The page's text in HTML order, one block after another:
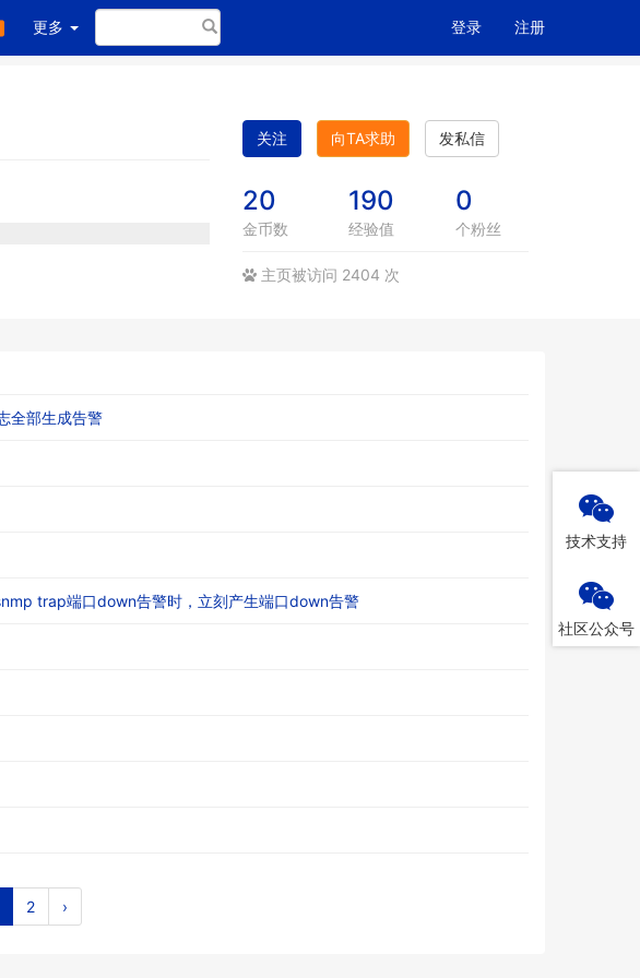
更多 搜索 登录 注册
技术支持
社区公众号
关注 向TA求助 发私信
20
金币数
190
经验值
0
个粉丝
主页被访问 2404 次
全部生成告警
trap端口down告警时，立刻产生端口down告警
2 ›